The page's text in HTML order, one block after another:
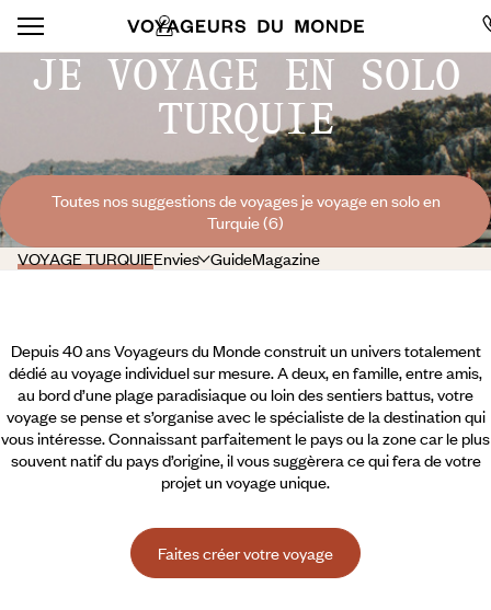
JE VOYAGE EN SOLO
TURQUIE
Toutes nos suggestions de voyages je voyage en solo en
Turquie (6)
VOYAGE TURQUIEEnvies GuideMagazine
Depuis 40 ans Voyageurs du Monde construit un univers totalement
dédié au voyage individuel sur mesure. A deux, en famille, entre amis,
au bord d’une plage paradisiaque ou loin des sentiers battus, votre
voyage se pense et s’organise avec le spécialiste de la destination qui
vous intéresse. Connaissant parfaitement le pays ou la zone car le plus
souvent natif du pays d’origine, il vous suggèrera ce qui fera de votre
projet un voyage unique.
Faites créer votre voyage